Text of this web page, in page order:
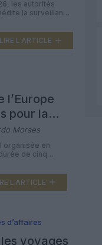
les autorités
la surveillance
croissants de
Une interdiction
LIRE L'ARTICLE
l’Europe
pour la
Moraes
organisée en
de cinq
voyage aux
des pays
d’Ebola.
L'ARTICLE
d’affaires
voyages